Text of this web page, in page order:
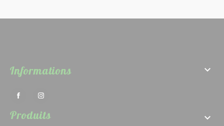
Informations 
Produits 